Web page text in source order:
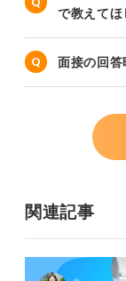
で教えてほ
面接の回答
関連記事